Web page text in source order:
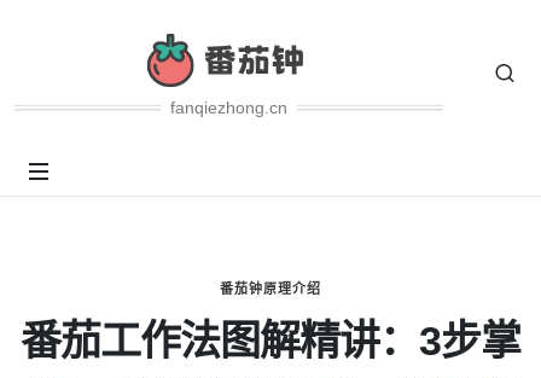
fanqiezhong.cn
番茄钟原理介绍
番茄工作法图解精讲：3步掌